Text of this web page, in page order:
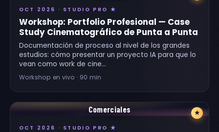
OCT 2026 · STUDIO PRO ★
Workshop: Portfolio Profesional — Case
Study Cinematográfico de Punta a Punta
Documentación de proceso al nivel de los grandes
estudios: cómo presentar un proyecto IA para que lo
vean como work de cine…
Workshop en vivo · 90 min
★
Comerciales
OCT 2026 · STUDIO PRO ★